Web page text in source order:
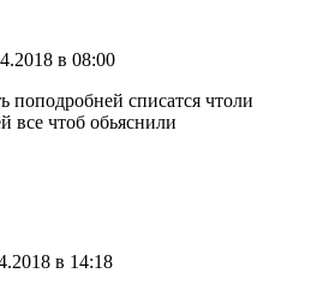
в 08:00
поподробней списатся чтоли
все чтоб обьяснили
в 14:18